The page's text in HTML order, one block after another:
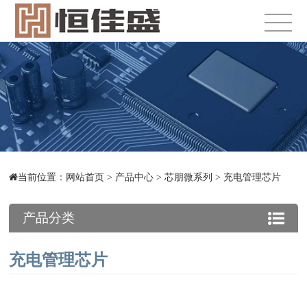
当前位置： 网站首页 > 产品中心 >芯朋微系列 > 充电管理芯片
产品分类
充电管理芯片